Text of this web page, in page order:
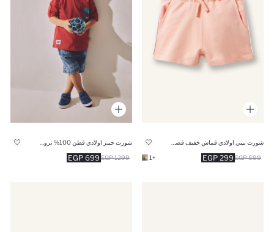
299 EGP 599 EGP
+1
699 EGP 1299 EGP